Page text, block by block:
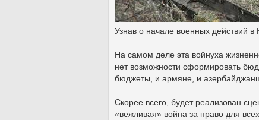
Узнав о начале военных действий
На самом деле эта войнуха
нет возможности сформировать
бюджеты, и армяне, и
Скорее всего, будет реализован
«вежливая» война за право для